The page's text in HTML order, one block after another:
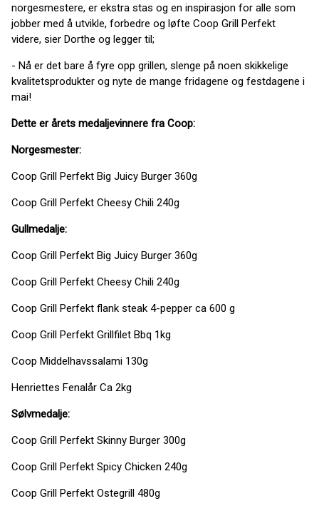
norgesmestere, er ekstra stas og en inspirasjon for alle som
jobber med å utvikle, forbedre og løfte Coop Grill Perfekt
videre, sier Dorthe og legger til;
- Nå er det bare å fyre opp grillen, slenge på noen skikkelige
kvalitetsprodukter og nyte de mange fridagene og festdagene i
mai!
Dette er årets medaljevinnere fra Coop:
Norgesmester:
Coop Grill Perfekt Big Juicy Burger 360g
Coop Grill Perfekt Cheesy Chili 240g
Gullmedalje:
Coop Grill Perfekt Big Juicy Burger 360g
Coop Grill Perfekt Cheesy Chili 240g
Coop Grill Perfekt flank steak 4-pepper ca 600 g
Coop Grill Perfekt Grillfilet Bbq 1kg
Coop Middelhavssalami 130g
Henriettes Fenalår Ca 2kg
Sølvmedalje:
Coop Grill Perfekt Skinny Burger 300g
Coop Grill Perfekt Spicy Chicken 240g
Coop Grill Perfekt Ostegrill 480g